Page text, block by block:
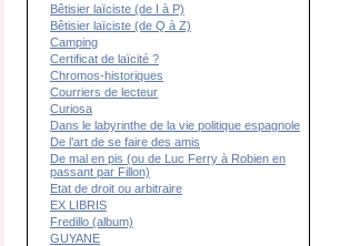
Bêtisier laïciste (de I à P)
Bêtisier laïciste (de Q à Z)
Camping
Certificat de laïcité ?
Chromos-historiques
Courriers de lecteur
Curiosa
Dans le labyrinthe de la vie politique espagnole
De l’art de se faire des amis
De mal en pis (ou de Luc Ferry à Robien en
passant par Fillon)
Etat de droit ou arbitraire
EX LIBRIS
Fredillo (album)
GUYANE